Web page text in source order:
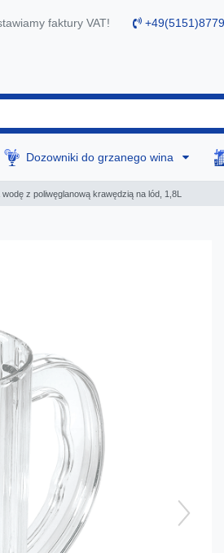
faktury VAT!
Dozowniki do grzanego wina
z poliwęglanową krawędzią na lód, 1,8L